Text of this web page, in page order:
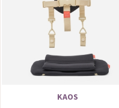
KAOS